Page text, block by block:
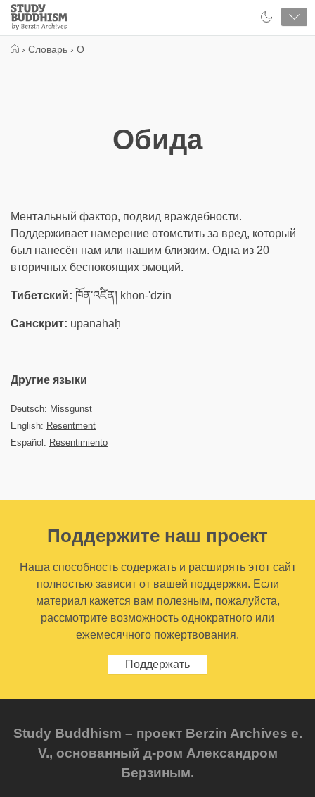
Close
Study
Buddhism
› Словарь › О
Обида
Ментальный фактор, подвид враждебности.
Поддерживает намерение отомстить за вред, который
был нанесён нам или нашим близким. Одна из 20
вторичных беспокоящих эмоций.
Тибетский: ཁོན་འཛིན། khon-'dzin
Санскрит: upanāhaḥ
Другие языки
Deutsch: Missgunst
English: Resentment
Español: Resentimiento
Поддержите наш проект
Наша способность содержать и расширять этот сайт
полностью зависит от вашей поддержки. Если
материал кажется вам полезным, пожалуйста,
рассмотрите возможность однократного или
ежемесячного пожертвования.
Поддержать
Study Buddhism – проект Berzin Archives e.
V., основанный д-ром Александром
Берзиным.